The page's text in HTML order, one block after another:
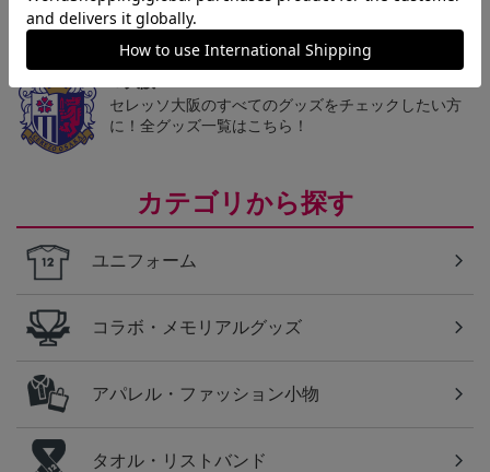
ック♪
セレッソ大阪のすべてのグッズをチェックしたい方
に！全グッズ一覧はこちら！
カテゴリから探す
ユニフォーム
コラボ・メモリアルグッズ
アパレル・ファッション小物
タオル・リストバンド